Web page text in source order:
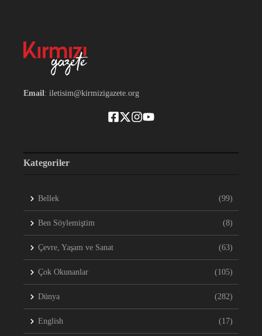
Email: iletisim@kirmizigazete.org
Kategoriler
Bellek (99)
Ben Söylemiştim (8)
Çevre, Yaşam ve Sanat (63)
Çok Okunanlar (105)
Dünya (282)
English (17)